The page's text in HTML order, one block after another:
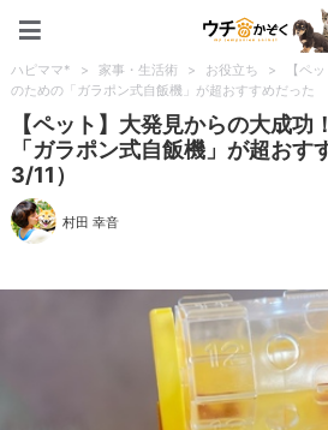
ハピママ* > 家事・生活術 > お役立ち >
【ペ
のための「ガラポン式自飯機」が超おすすめだった
【ペット】大発見からの大成功
「ガラポン式自飯機」が超おす
3/11）
村田 幸音